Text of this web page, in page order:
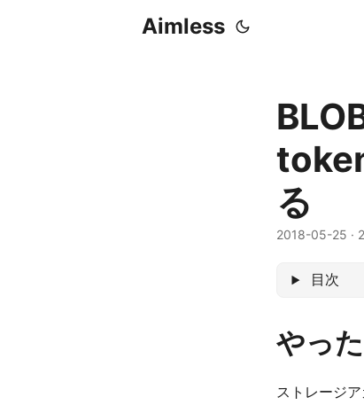
Aimless
る
2018-05-25 ·
目次
やっ
ストレージ